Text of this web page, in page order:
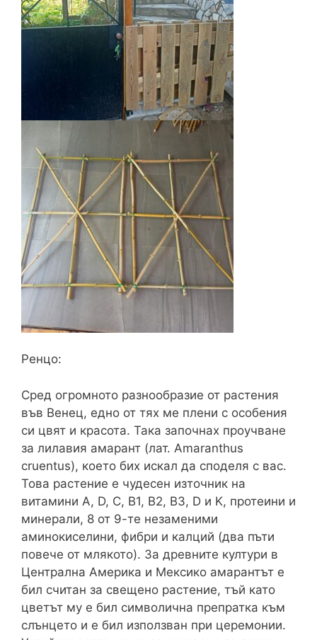
Ренцо:
Сред огромното разнообразие от растения
във Венец, едно от тях ме плени с особения
си цвят и красота. Така започнах проучване
за лилавия амарант (лат. Amaranthus
cruentus), което бих искал да споделя с вас.
Това растение е чудесен източник на
витамини A, D, C, B1, B2, B3, D и K, протеини и
минерали, 8 от 9-те незаменими
аминокиселини, фибри и калций (два пъти
повече от млякото). За древните култури в
Централна Америка и Мексико амарантът е
бил считан за свещено растение, тъй като
цветът му е бил символична препратка към
слънцето и е бил използван при церемонии.